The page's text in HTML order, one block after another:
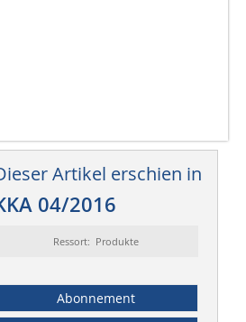
Artikel erschien in
04/2016
Ressort: Produkte
Abonnement